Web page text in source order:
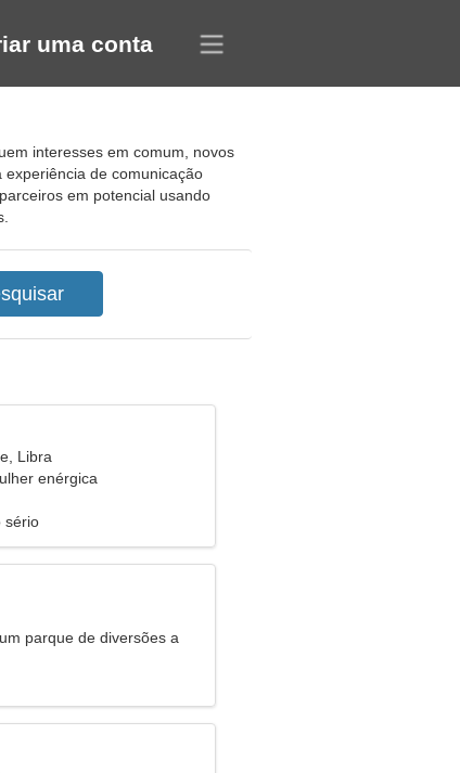
uma conta
interesses em comum, novos
de comunicação
em potencial usando
Libra
enérgica
sério
parque de diversões a
romântica